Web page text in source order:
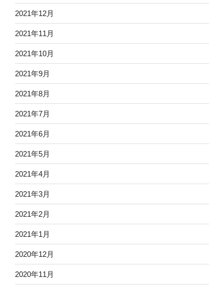
2021年12月
2021年11月
2021年10月
2021年9月
2021年8月
2021年7月
2021年6月
2021年5月
2021年4月
2021年3月
2021年2月
2021年1月
2020年12月
2020年11月